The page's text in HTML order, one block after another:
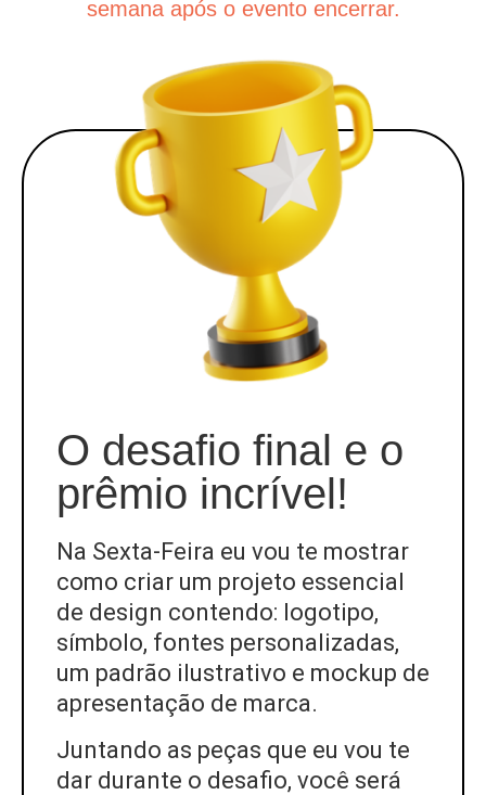
semana após o evento encerrar.
O desafio final e o
prêmio incrível!
Na Sexta-Feira eu vou te mostrar
como criar um projeto essencial
de design contendo: logotipo,
símbolo, fontes personalizadas,
um padrão ilustrativo e mockup de
apresentação de marca.
Juntando as peças que eu vou te
dar durante o desafio, você será